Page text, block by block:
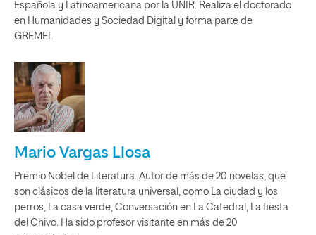
Española y Latinoamericana por la UNIR. Realiza el doctorado
en Humanidades y Sociedad Digital y forma parte de
GREMEL.
Mario Vargas Llosa
Premio Nobel de Literatura. Autor de más de 20 novelas, que
son clásicos de la literatura universal, como La ciudad y los
perros, La casa verde, Conversación en La Catedral, La fiesta
del Chivo. Ha sido profesor visitante en más de 20